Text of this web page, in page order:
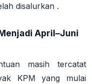
disalurkan .
April–Juni
masih tercatat
KPM yang mulai